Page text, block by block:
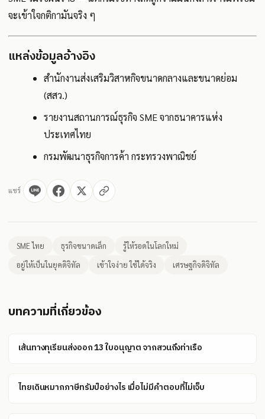
จะเข้าใจกติกามันจริง ๆ
แหล่งข้อมูลอ้างอิง
สำนักงานส่งเสริมวิสาหกิจขนาดกลางและขนาดย่อม
(สสว.)
รายงานสถานการณ์ธุรกิจ SME จากธนาคารแห่ง
ประเทศไทย
กรมพัฒนาธุรกิจการค้า กระทรวงพาณิชย์
แชร์
SME ไทย ธุรกิจขนาดเล็ก
รู้ให้รอดในโลกใหม่
อยู่ให้เป็นในยุคดิจิทัล
เข้าใจง่าย ใช้ได้จริง เศรษฐกิจดิจิทัล
บทความที่เกี่ยวข้อง
เส้นทางทุเรียนส่งออก 13 ใบอนุญาต จากสวนถึงท่าเรือ
ไทยเดินหมากภาษีทรัมป์อย่างไร เมื่อไม่มีคำตอบที่ไม่เจ็บ